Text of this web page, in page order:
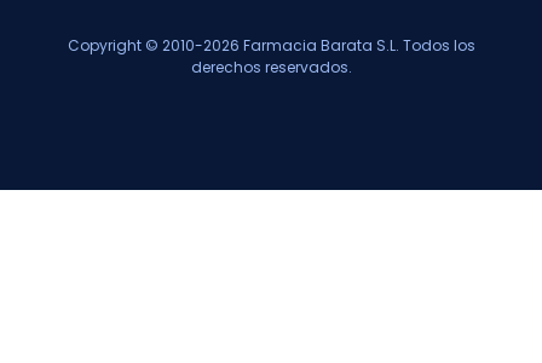
Copyright © 2010-2026 Farmacia Barata S.L. Todos los
derechos reservados.